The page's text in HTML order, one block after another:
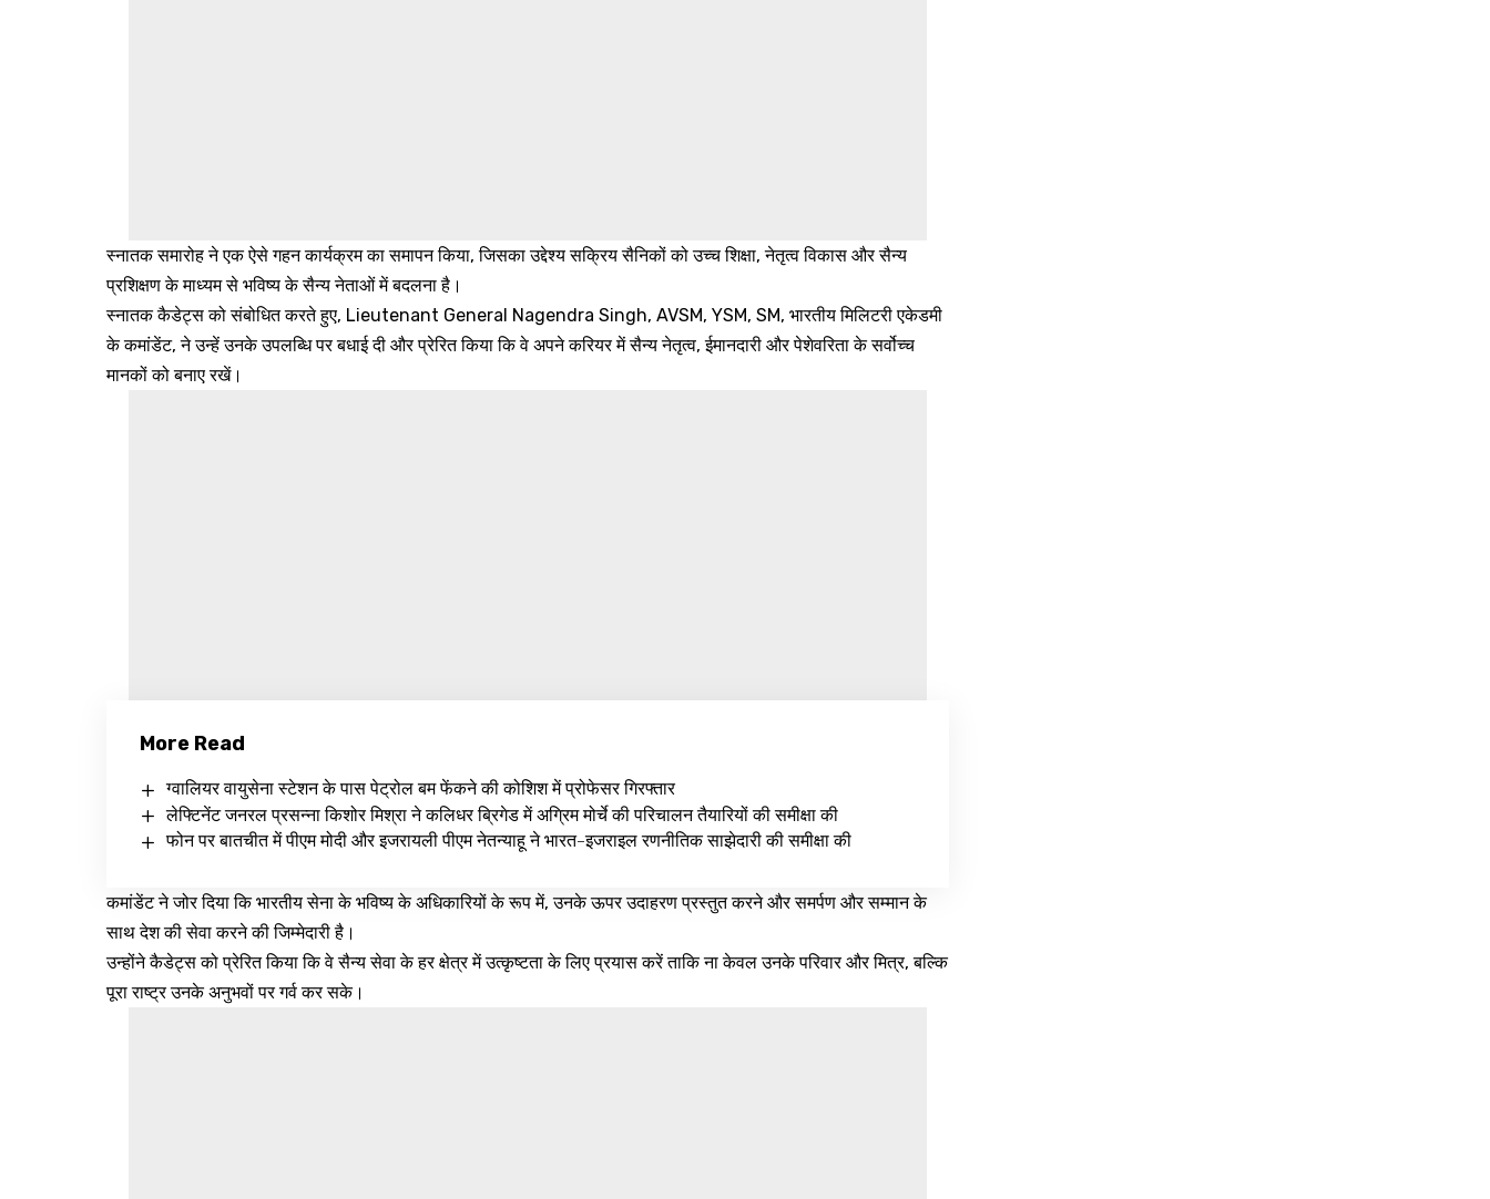
स्नातक समारोह ने एक ऐसे गहन कार्यक्रम का समापन किया, जिसका उद्देश्य सक्रिय सैनिकों को उच्च शिक्षा, नेतृत्व विकास और सैन्य
प्रशिक्षण के माध्यम से भविष्य के सैन्य नेताओं में बदलना है।
स्नातक कैडेट्स को संबोधित करते हुए, Lieutenant General Nagendra Singh, AVSM, YSM, SM, भारतीय मिलिटरी एकेडमी
के कमांडेंट, ने उन्हें उनके उपलब्धि पर बधाई दी और प्रेरित किया कि वे अपने करियर में सैन्य नेतृत्व, ईमानदारी और पेशेवरिता के सर्वोच्च
मानकों को बनाए रखें।
More Read
ग्वालियर वायुसेना स्टेशन के पास पेट्रोल बम फेंकने की कोशिश में प्रोफेसर गिरफ्तार
लेफ्टिनेंट जनरल प्रसन्ना किशोर मिश्रा ने कलिधर ब्रिगेड में अग्रिम मोर्चे की परिचालन तैयारियों की समीक्षा की
फोन पर बातचीत में पीएम मोदी और इजरायली पीएम नेतन्याहू ने भारत-इजराइल रणनीतिक साझेदारी की समीक्षा की
कमांडेंट ने जोर दिया कि भारतीय सेना के भविष्य के अधिकारियों के रूप में, उनके ऊपर उदाहरण प्रस्तुत करने और समर्पण और सम्मान के
साथ देश की सेवा करने की जिम्मेदारी है।
उन्होंने कैडेट्स को प्रेरित किया कि वे सैन्य सेवा के हर क्षेत्र में उत्कृष्टता के लिए प्रयास करें ताकि ना केवल उनके परिवार और मित्र, बल्कि
पूरा राष्ट्र उनके अनुभवों पर गर्व कर सके।